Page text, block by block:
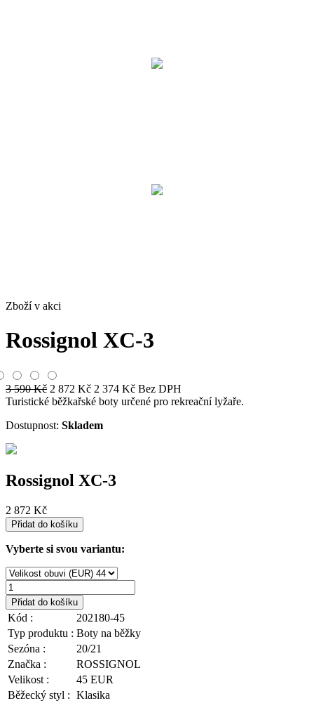
Zboží v akci
Rossignol XC-3
3 590Kč 2 872 Kč 2 374 Kč Bez DPH
Turistické běžkařské boty určené pro rekreační lyžaře.
Dostupnost: Skladem
Rossignol XC-3
2 872 Kč
Přidat do košíku
Vyberte si svou variantu:
Přidat do košíku
Kód :
202180-45
Typ produktu : Boty na běžky
Sezóna :
20/21
Značka :
ROSSIGNOL
Velikost :
45 EUR
Běžecký styl : Klasika